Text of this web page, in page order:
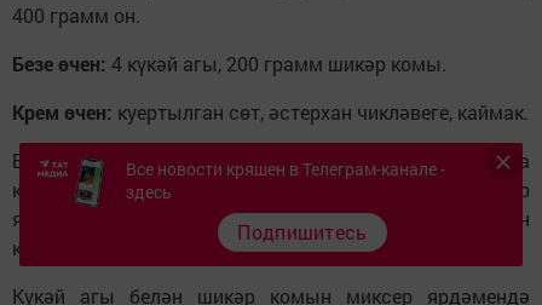
400 грамм он.
Безе өчен: 4 күкәй агы, 200 грамм шикәр комы.
Крем өчен: куертылган сөт, әстерхан чикләвеге, каймак.
Бүлмә температурасында эретелгән сыер маена
кирәкле ингредиентларны кушып, камыр
ясыйбыз. 40 минут суыткычта ял иттерәбез. Аннан
камырны җәеп, духовкада коржлар пешерәбез.
Күкәй агы белән шикәр комын миксер ярдәмендә
Все новости кряшен в Телеграм-канале -
здесь
Подпишитесь